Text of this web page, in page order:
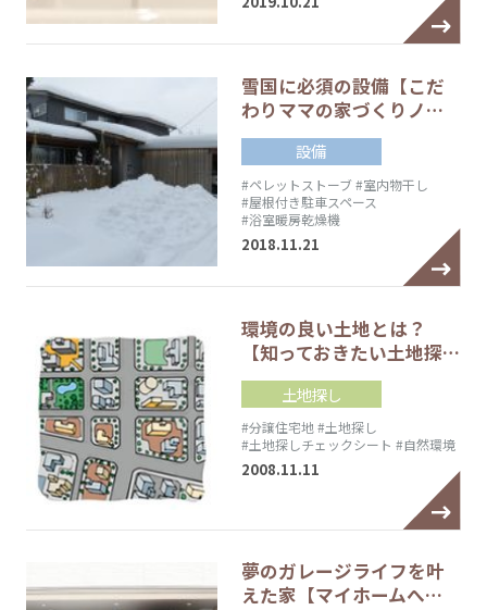
雪国に必須の設備【こだ
わりママの家づくりノ…
設備
#ペレットストーブ#室内物干し
#屋根付き駐車スペース
#浴室暖房乾燥機
2018.11.21
環境の良い土地とは？
【知っておきたい土地探…
土地探し
#分譲住宅地#土地探し
#土地探しチェックシート #自然環境
2008.11.11
夢のガレージライフを叶
えた家【マイホームへ…